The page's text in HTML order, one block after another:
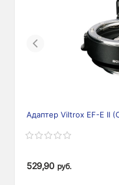
Previous
Адаптер Viltrox EF-E II
529,90 руб.